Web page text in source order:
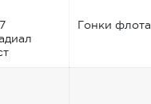
Гонки флота